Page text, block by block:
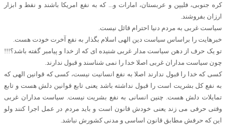
کره جنوبی، فلیپن و عربستان، امارات و... که به نفع امریکا باشند و نفط و ابزار
ارزان بفروشند.
سیاست غربی به مردم دنیا احترام قائل نیست.
خبرهایت را براساس سیاست دین الهی اسلام بگذار به نفع آخرت خودت هست.
تو یک حرف از دهن سیاست مدار غربی شنیده ای که از خدا و پیامبر گفته باشد؟!!!
چون سیاست مداران غربی اصلا خدا را نمی شناسند و قبول ندارند.
کسی که خدا را قبول ندارند اصلا به نفع انسانیت نیست، کسی که قوانین الهی که
به نفع کل بشریت است را قبول نداشته باشد یعنی تابع قوانین دلش هست و تابع
تمایلات دلش هست. چنین انسانی به نفع بشریت نیست. سیاست مداران غربی
وقتی حرفی می زند یعنی خودش قانون است و باید مردم در عمل اجرا کنند ولو
این که حرفش مطابق قانون اساسی و مدنی کشورش نباشد.